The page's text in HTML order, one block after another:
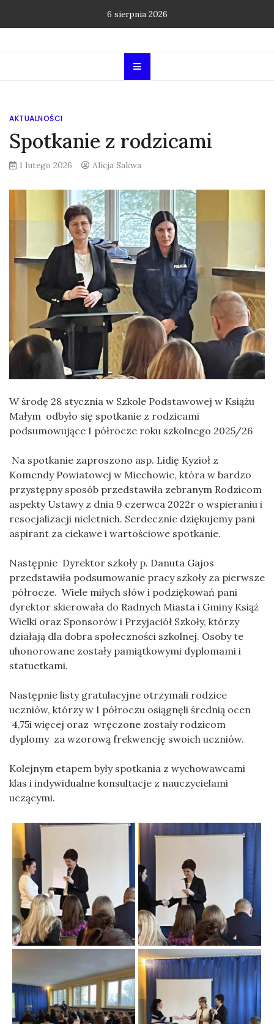
6 sierpnia 2026
AKTUALNOŚCI
Spotkanie z rodzicami
1 lutego 2026 Alicja Sakwa
W środę 28 stycznia w Szkole Podstawowej w Książu
Małym odbyło się spotkanie z rodzicami
podsumowujące I półrocze roku szkolnego 2025/26
Na spotkanie zaproszono asp. Lidię Kyzioł z
Komendy Powiatowej w Miechowie, która w bardzo
przystępny sposób przedstawiła zebranym Rodzicom
aspekty Ustawy z dnia 9 czerwca 2022r o wspieraniu i
resocjalizacji nieletnich. Serdecznie dziękujemy pani
aspirant za ciekawe i wartościowe spotkanie.
Następnie Dyrektor szkoły p. Danuta Gajos
przedstawiła podsumowanie pracy szkoły za pierwsze
półrocze. Wiele miłych słów i podziękowań pani
dyrektor skierowała do Radnych Miasta i Gminy Książ
Wielki oraz Sponsorów i Przyjaciół Szkoły, którzy
działają dla dobra społeczności szkolnej. Osoby te
uhonorowane zostały pamiątkowymi dyplomami i
statuetkami.
Następnie listy gratulacyjne otrzymali rodzice
uczniów, którzy w I półroczu osiągnęli średnią ocen
4,75i więcej oraz wręczone zostały rodzicom
dyplomy za wzorową frekwencję swoich uczniów.
Kolejnym etapem były spotkania z wychowawcami
klas i indywidualne konsultacje z nauczycielami
uczącymi.